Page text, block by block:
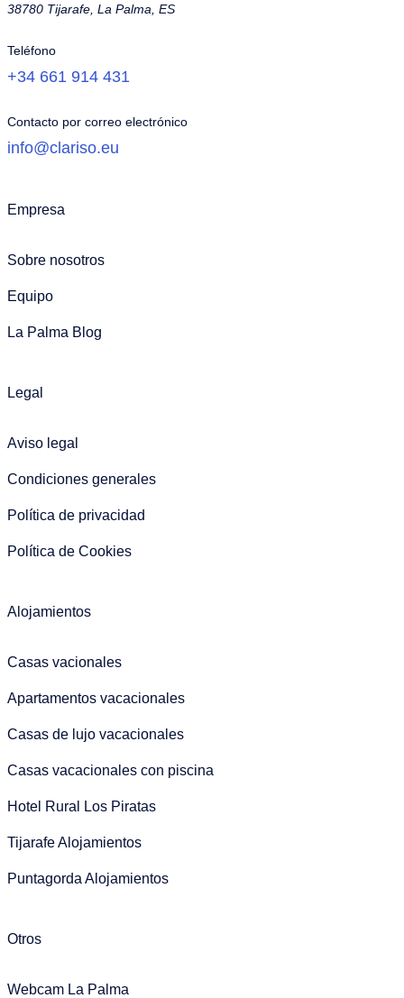
38780 Tijarafe, La Palma, ES
Teléfono
+34 661 914 431
Contacto por correo electrónico
info@clariso.eu
Empresa
Sobre nosotros
Equipo
La Palma Blog
Legal
Aviso legal
Condiciones generales
Política de privacidad
Política de Cookies
Alojamientos
Casas vacionales
Apartamentos vacacionales
Casas de lujo vacacionales
Casas vacacionales con piscina
Hotel Rural Los Piratas
Tijarafe Alojamientos
Puntagorda Alojamientos
Otros
Webcam La Palma